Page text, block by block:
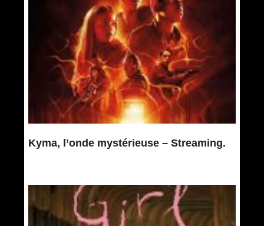
Kyma, l’onde mystérieuse – Streaming.